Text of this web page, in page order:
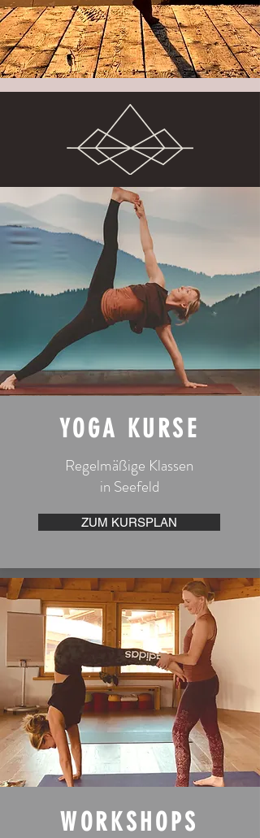
YOGA KURSE
​Regelmäßige Klassen
in Seefeld
ZUM KURSPLAN
WORKSHOPS